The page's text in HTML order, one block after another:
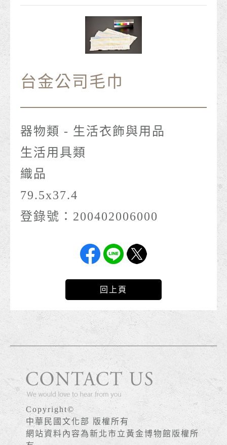
台金公司毛巾
器物類 - 生活衣飾與用品
生活用具類
織品
79.5x37.4
登錄號：200402006000
回上頁
Copyright©
中華民國文化部 版權所有
網站資料內容為新北市立黃金博物館版權所